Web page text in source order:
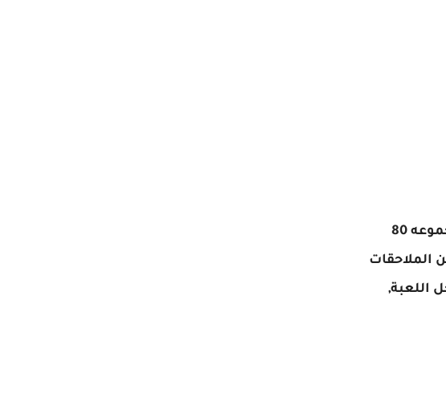
يوجد عالم ألعاب ضخم أكبر بتسعة أضعاف مما هو عليه في Gangstar Rio. يجب إكمال ما مجموعه 80
الملاحقات
اللعبة,